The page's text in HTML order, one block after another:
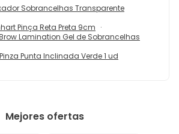
Sobrancelhas Transparente
Pinça Reta Preta 9cm
Lamination Gel de Sobrancelhas
Punta Inclinada Verde 1 ud
Mejores ofertas